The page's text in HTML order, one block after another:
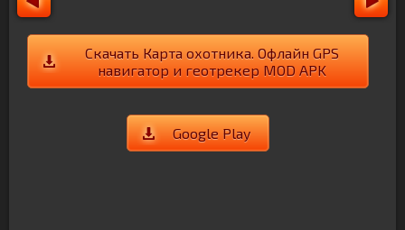
Скачать Карта охотника. Офлайн GPS
навигатор и геотрекер MOD APK
Google Play